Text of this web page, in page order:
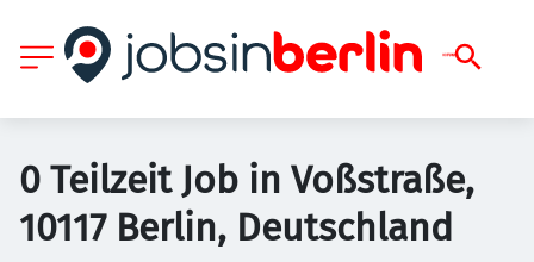
0 Teilzeit Job in Voßstraße,
10117 Berlin, Deutschland